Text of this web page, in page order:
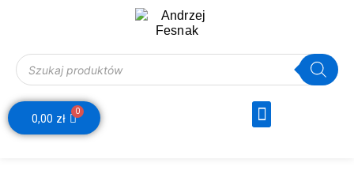
Menu
Wyszukiwarka produktów
0,00 zł
0
Wózek